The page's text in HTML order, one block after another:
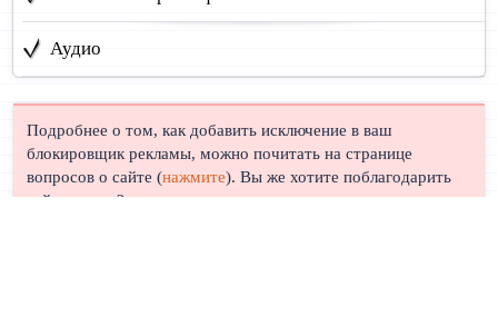
Аудио
Подробнее о том, как добавить исключение в ваш
блокировщик рекламы, можно почитать на странице
вопросов о сайте (нажмите). Вы же хотите поблагодарить
сайт, правда?